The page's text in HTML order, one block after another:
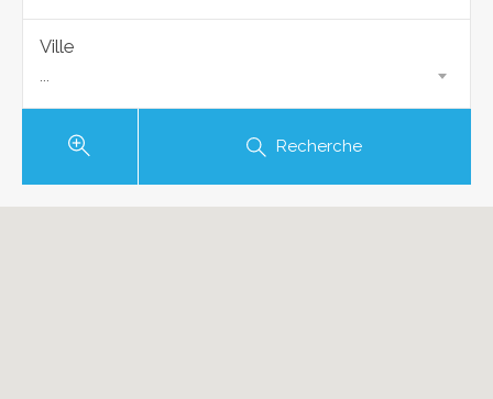
Ville
...
Recherche